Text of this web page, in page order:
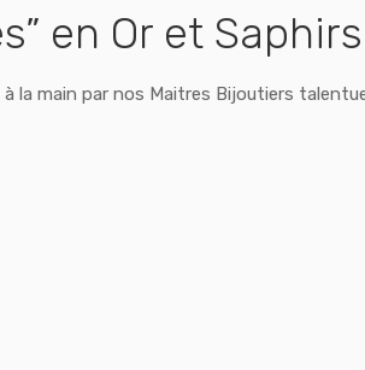
en Or et
la main par nos Maitres Bijoutiers